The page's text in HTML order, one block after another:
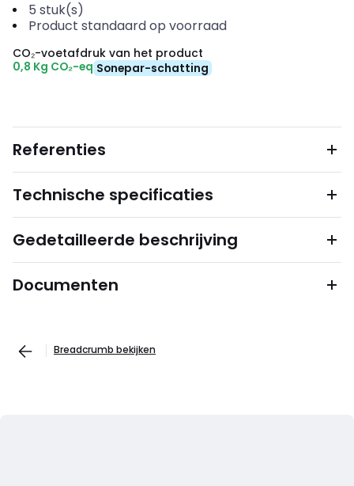
5 stuk(s)
Product standaard op voorraad
CO₂-voetafdruk van het product
0,8 Kg CO₂-eq Sonepar-schatting
Referenties
Technische specificaties
Gedetailleerde beschrijving
Documenten
Breadcrumb bekijken